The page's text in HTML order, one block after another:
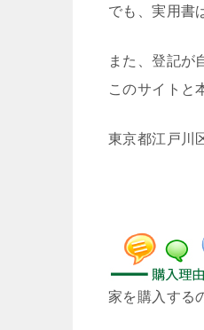
でも、実用書
また、登記が
このサイトと
東京都江戸
家を購入する